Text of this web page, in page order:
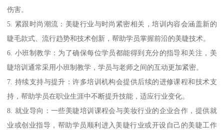
伤害。
5. 紧跟时尚潮流：美睫行业与时尚紧密相关，培训内容会涵盖新的
睫毛款式、流行趋势和技术创新，帮助学员掌握前沿的美睫技术。
6. 小班制教学：为了确保每位学员都能得到充分的指导和关注，美
睫培训通常采用小班制教学，学员与老师之间的互动更加紧密。
7. 持续支持与提升：许多培训机构会提供后续的进修课程和技术支
持，帮助学员在职业生涯中不断提升技能，适应行业变化。
8. 就业导向：一些美睫培训课程会与美妆行业的企业合作，提供就
业或创业指导，帮助学员顺利进入美睫行业或开设自己的美睫工作